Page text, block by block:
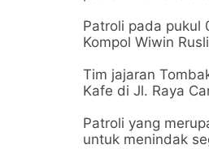
Patroli pada pukul
Kompol Wiwin
Tim jajaran
Kafe di Jl. Raya
Patroli yang
untuk menindak